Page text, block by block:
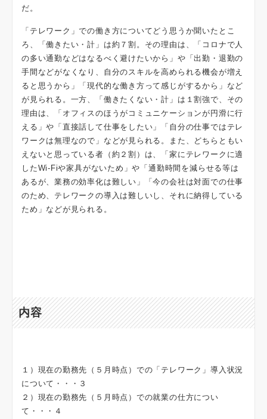
だ。
「テレワーク」での働き方についてどう思うか聞いたとこ
ろ、「働きたい・計」は約７割。その理由は、「コロナで人
の多い通勤などはなるべく避けたいから」や「出勤・退勤の
手間などがなくなり、自分のスキルを高められる機会が増え
ると思うから」「現代的な働き方って感じがするから」など
が見られる。一方、「働きたくない・計」は１割強で、その
理由は、「オフィスのほうがコミュニケーションが円滑に行
える」や「直接話して仕事をしたい」「自分の仕事ではテレ
ワークは無理なので」などが見られる。また、どちらともい
えないと思っている者（約２割）は、「家にテレワークに適
したWi-Fiや家具がないため」や「通勤時間を減らせる等は
あるが、業務の効率化は難しい」「今の会社は対面での仕事
のため、テレワークの導入は難しいし、それに納得している
ため」などが見られる。
内容
１）現在の勤務先（５月時点）での「テレワーク」導入状況
について・・・３
２）現在の勤務先（５月時点）での就業の仕方につい
て・・・４